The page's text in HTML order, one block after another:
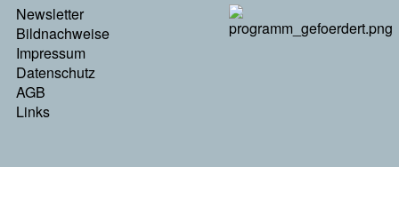
Footer
Menu
Rechts
Newsletter
Bildnachweise
Impressum
Datenschutz
AGB
Links